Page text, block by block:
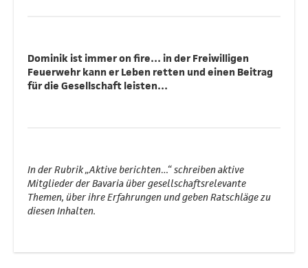
Dominik ist immer on fire… in der Freiwilligen
Feuerwehr kann er Leben retten und einen Beitrag
für die Gesellschaft leisten…
In der Rubrik „Aktive berichten…“ schreiben aktive
Mitglieder der Bavaria über gesellschaftsrelevante
Themen, über ihre Erfahrungen und geben Ratschläge zu
diesen Inhalten.